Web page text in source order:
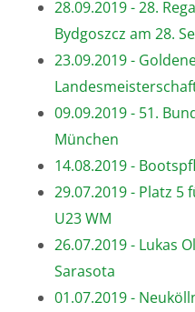
28.09.2019 - 28.
Bydgoszcz am 28.
23.09.2019 -
09.09.2019 - 51.
München
14.08.2019 -
29.07.2019 - Platz 5
U23 WM
26.07.2019 - Lukas
Sarasota
01.07.2019 -